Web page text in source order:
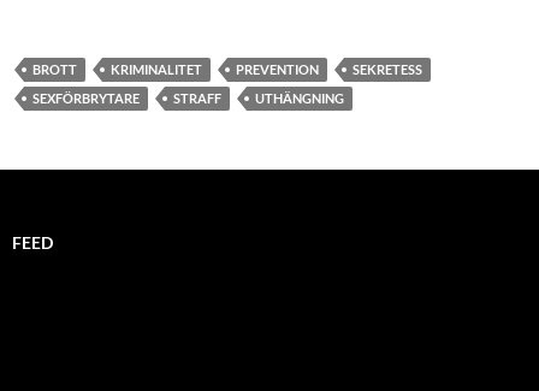
BROTT KRIMINALITET PREVENTION
SEKRETESS
SEXFÖRBRYTARE
STRAFF UTHÄNGNING
FEED